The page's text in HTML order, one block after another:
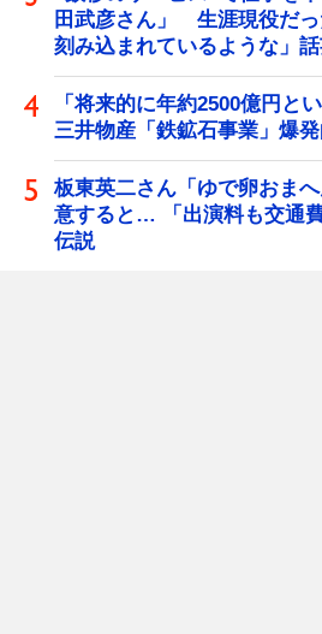
田武彦さん」 生涯現役だ
刻み込まれているような」
「将来的に年約2500億円
三井物産「鉄鉱石事業」爆
板東英二さん「ゆで卵おま
意すると… 「出演料も交通
伝説